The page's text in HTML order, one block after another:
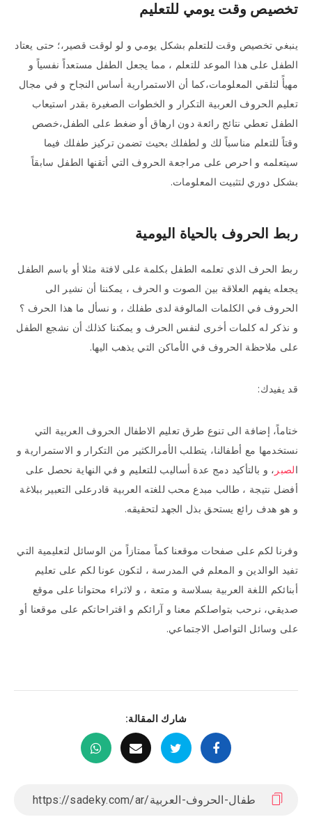
تخصيص وقت يومي للتعليم
ينبغي تخصيص وقت للتعلم بشكل يومي و لو لوقت قصير،؛ حتى يعتاد
الطفل على هذا الموعد للتعلم ، مما يجعل الطفل مستعداً نفسياً و
مهيأً لتلقي المعلومات،كما أن الاستمرارية أساس النجاح و في مجال
تعليم الحروف العربية التكرار و الخطوات الصغيرة بقدر استيعاب
الطفل تعطي نتائج رائعة دون ارهاق أو ضغط على الطفل،خصص
وقتاً للتعلم مناسباً لك و لطفلك بحيث تضمن تركيز طفلك فيما
سيتعلمه و احرص على مراجعة الحروف التي أتقنها الطفل سابقاً
بشكل دوري لتثبيت المعلومات.
ربط الحروف بالحياة اليومية
ربط الحرف الذي تعلمه الطفل بكلمة على لافتة مثلا أو باسم الطفل
يجعله يفهم العلاقة بين الصوت و الحرف ، يمكننا أن نشير الى
الحروف في الكلمات المالوفة لدى طفلك ، و نسأل ما هذا الحرف ؟
و نذكر له كلمات أخرى لنفس الحرف و يمكننا كذلك أن نشجع الطفل
على ملاحظة الحروف في الأماكن التي يذهب اليها.
قد يفيدك:
ختاماً، إضافة الى تنوع طرق تعليم الاطفال الحروف العربية التي
نستخدمها مع أطفالنا، يتطلب الأمرالكثير من التكرار و الاستمرارية و
الصبر ، و بالتأكيد دمج عدة أساليب للتعليم و في النهاية نحصل على
أفضل نتيجة ، طالب مبدع محب للغته العربية قادرعلى التعبير ببلاغة
و هو هدف رائع يستحق بذل الجهد لتحقيقه.
وفرنا لكم على صفحات موقعنا كماً ممتازاً من الوسائل لتعليمية التي
تفيد الوالدين و المعلم في المدرسة ، لتكون عونا لكم على تعليم
أبنائكم اللغة العربية بسلاسة و متعة ، و لاثراء محتوانا على موقع
صديقي، نرحب بتواصلكم معنا و آرائكم و اقتراحاتكم على موقعنا أو
على وسائل التواصل الاجتماعي.
شارك المقالة: